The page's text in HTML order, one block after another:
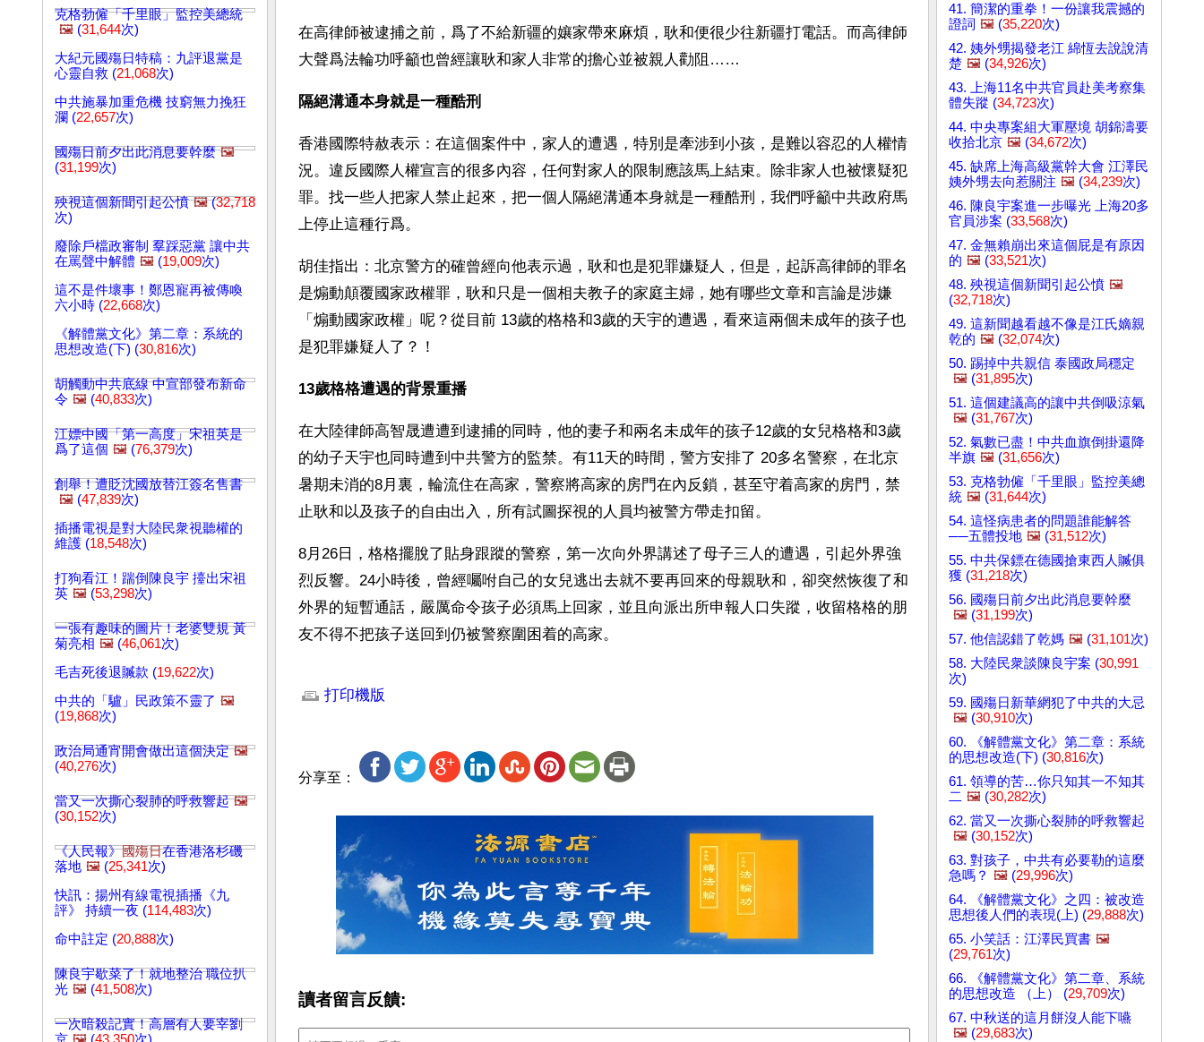
克格勃僱「千里眼」監控美總統
🖼️ (31,644次)
大紀元國殤日特稿：九評退黨是
心靈自救 (21,068次)
中共施暴加重危機 技窮無力挽狂
瀾 (22,657次)
國殤日前夕出此消息要幹麼 🖼️
(31,199次)
殃視這個新聞引起公憤 🖼️(32,718
次)
廢除戶檔政審制 羣踩惡黨 讓中共
在罵聲中解體 🖼️ (19,009次)
這不是件壞事！鄭恩寵再被傳喚
六小時 (22,668次)
《解體黨文化》第二章：系統的
思想改造(下) (30,816次)
胡觸動中共底線 中宣部發布新命
令 🖼️ (40,833次)
江嫖中國「第一高度」宋祖英是
爲了這個 🖼️ (76,379次)
創舉！遭貶沈國放替江簽名售書
🖼️ (47,839次)
插播電視是對大陸民衆視聽權的
維護 (18,548次)
打狗看江！踹倒陳良宇 擡出宋祖
英 🖼️ (53,298次)
一張有趣味的圖片！老婆雙規 黃
菊亮相 🖼️ (46,061次)
毛吉死後退贓款 (19,622次)
中共的「驢」民政策不靈了 🖼️
(19,868次)
政治局通宵開會做出這個決定 🖼️
(40,276次)
當又一次撕心裂肺的呼救響起 🖼️
(30,152次)
《人民報》國殤日在香港洛杉磯
落地 🖼️ (25,341次)
快訊：揚州有線電視插播《九
評》 持續一夜 (114,483次)
命中註定 (20,888次)
陳良宇歇菜了！就地整治 職位扒
光 🖼️ (41,508次)
一次暗殺記實！高層有人要宰劉
在高律師被逮捕之前，爲了不給新疆的孃家帶來麻煩，耿和便很少往新疆打電話。而高律師
大聲爲法輪功呼籲也曾經讓耿和家人非常的擔心並被親人勸阻……
隔絕溝通本身就是一種酷刑
香港國際特赦表示：在這個案件中，家人的遭遇，特別是牽涉到小孩，是難以容忍的人權情
況。違反國際人權宣言的很多內容，任何對家人的限制應該馬上結束。除非家人也被懷疑犯
罪。找一些人把家人禁止起來，把一個人隔絕溝通本身就是一種酷刑，我們呼籲中共政府馬
上停止這種行爲。
胡佳指出：北京警方的確曾經向他表示過，耿和也是犯罪嫌疑人，但是，起訴高律師的罪名
是煽動顛覆國家政權罪，耿和只是一個相夫教子的家庭主婦，她有哪些文章和言論是涉嫌
「煽動國家政權」呢？從目前 13歲的格格和3歲的天宇的遭遇，看來這兩個未成年的孩子也
是犯罪嫌疑人了？！
13歲格格遭遇的背景重播
在大陸律師高智晟遭遭到逮捕的同時，他的妻子和兩名未成年的孩子12歲的女兒格格和3歲
的幼子天宇也同時遭到中共警方的監禁。有11天的時間，警方安排了 20多名警察，在北京
暑期未消的8月裏，輪流住在高家，警察將高家的房門在內反鎖，甚至守着高家的房門，禁
止耿和以及孩子的自由出入，所有試圖探視的人員均被警方帶走扣留。
8月26日，格格擺脫了貼身跟蹤的警察，第一次向外界講述了母子三人的遭遇，引起外界強
烈反響。24小時後，曾經囑咐自己的女兒逃出去就不要再回來的母親耿和，卻突然恢復了和
外界的短暫通話，嚴厲命令孩子必須馬上回家，並且向派出所申報人口失蹤，收留格格的朋
友不得不把孩子送回到仍被警察圍困着的高家。
打印機版
分享至：
讀者留言反饋:
41. 簡潔的重拳！一份讓我震撼的
證詞 🖼️ (35,220次)
42. 姨外甥揭發老江 綿恆去說說清
楚 🖼️ (34,926次)
43. 上海11名中共官員赴美考察集
體失蹤 (34,723次)
44. 中央專案組大軍壓境 胡錦濤要
收拾北京 🖼️ (34,672次)
45. 缺席上海高級黨幹大會 江澤民
姨外甥去向惹關注 🖼️ (34,239次)
46. 陳良宇案進一步曝光 上海20多
官員涉案 (33,568次)
47. 金無賴崩出來這個屁是有原因
的 🖼️ (33,521次)
48. 殃視這個新聞引起公憤 🖼️
(32,718次)
49. 這新聞越看越不像是江氏嫡親
乾的 🖼️ (32,074次)
50. 踢掉中共親信 泰國政局穩定
🖼️ (31,895次)
51. 這個建議高的讓中共倒吸涼氣
🖼️ (31,767次)
52. 氣數已盡！中共血旗倒掛還降
半旗 🖼️ (31,656次)
53. 克格勃僱「千里眼」監控美總
統 🖼️ (31,644次)
54. 這怪病患者的問題誰能解答
──五體投地 🖼️ (31,512次)
55. 中共保鏢在德國搶東西人贓俱
獲 (31,218次)
56. 國殤日前夕出此消息要幹麼
🖼️ (31,199次)
57. 他信認錯了乾媽 🖼️ (31,101次)
58. 大陸民衆談陳良宇案 (30,991
次)
59. 國殤日新華網犯了中共的大忌
🖼️ (30,910次)
60. 《解體黨文化》第二章：系統
的思想改造(下) (30,816次)
61. 領導的苦…你只知其一不知其
二 🖼️ (30,282次)
62. 當又一次撕心裂肺的呼救響起
🖼️ (30,152次)
63. 對孩子，中共有必要勒的這麼
急嗎？ 🖼️ (29,996次)
64. 《解體黨文化》之四：被改造
思想後人們的表現(上) (29,888次)
65. 小笑話：江澤民買書 🖼️
(29,761次)
66. 《解體黨文化》第二章、系統
的思想改造 （上） (29,709次)
67. 中秋送的這月餅沒人能下嚥
🖼️ (29,683次)